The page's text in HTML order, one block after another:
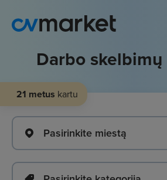
Darbo skelbimų
21 metus kartu
Pasirinkite miestą